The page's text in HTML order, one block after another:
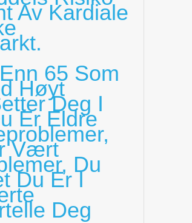
Av Kardiale
65 Som
Høyt
Deg I
Er Eldre
Vært
Du
Du Er I
Deg